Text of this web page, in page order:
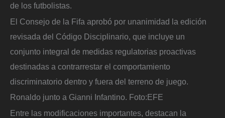
de los futbolistas.
El Consejo de la Fifa aprobó por unanimidad la edición
revisada del Código Disciplinario, que incluye un
conjunto integral de medidas regulatorias proactivas
destinadas a contrarrestar el comportamiento
discriminatorio dentro y fuera del terreno de juego.
Ronaldo junto a Gianni Infantino. Foto:EFE
Entre las modificaciones importantes, destacan la